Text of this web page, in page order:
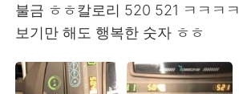
English
简体中文 繁體中文
불금 ㅎㅎ칼로리 520 521 ㅋㅋㅋㅋ
보기만 해도 행복한 숫자 ㅎㅎ